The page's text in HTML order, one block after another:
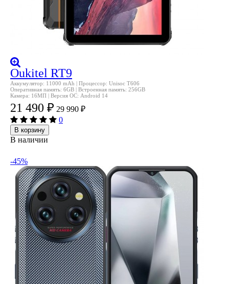
Oukitel RT9
Аккумулятор: 11000 mAh | Процессор: Unisoc T606
Оперативная память: 6GB | Встроенная память: 256GB
Камера: 16МП | Версия ОС: Android 14
21 490 ₽ 29 990 ₽
0
В корзину
В наличии
-45%